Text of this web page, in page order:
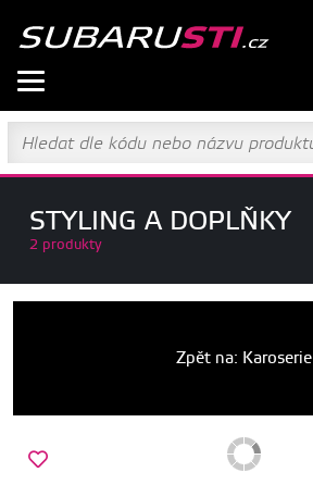
STYLING A DOPLŇKY
2 produkty
Zpět na: Karoserie